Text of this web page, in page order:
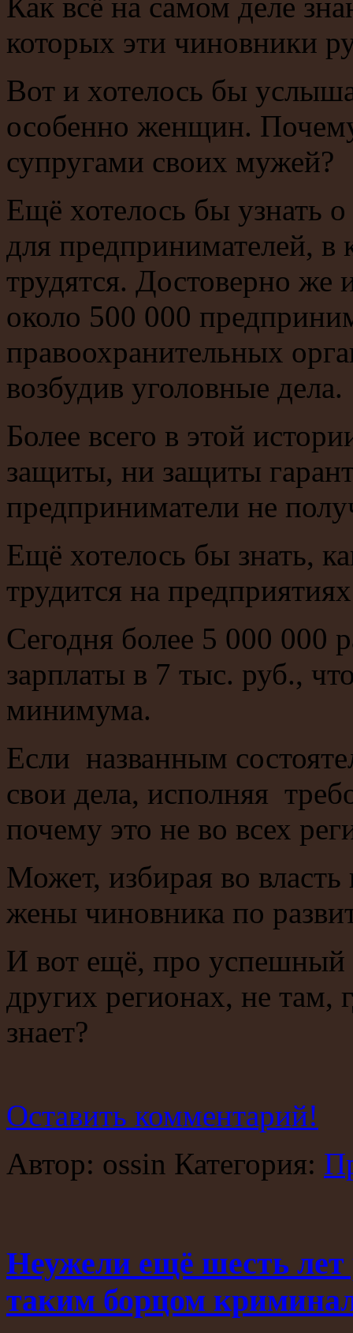
которых эти чиновники
Вот и хотелось бы
особенно женщин.
супругами своих мужей?
Ещё хотелось бы узнать
для предпринимателей, в
трудятся. Достоверно же
около 500 000
правоохранительных
возбудив уголовные дела.
Более всего в этой
защиты, ни защиты
предприниматели не
Ещё хотелось бы знать,
трудится на
Сегодня более 5 000
зарплаты в 7 тыс. руб.,
минимума.
Если названным
свои дела, исполняя
почему это не во всех
Может, избирая во
жены чиновника по
И вот ещё, про успешный
других регионах, не там,
знает?
Оставить комментарий!
Автор: ossin Категория:
Неужели ещё шесть лет
таким борцом